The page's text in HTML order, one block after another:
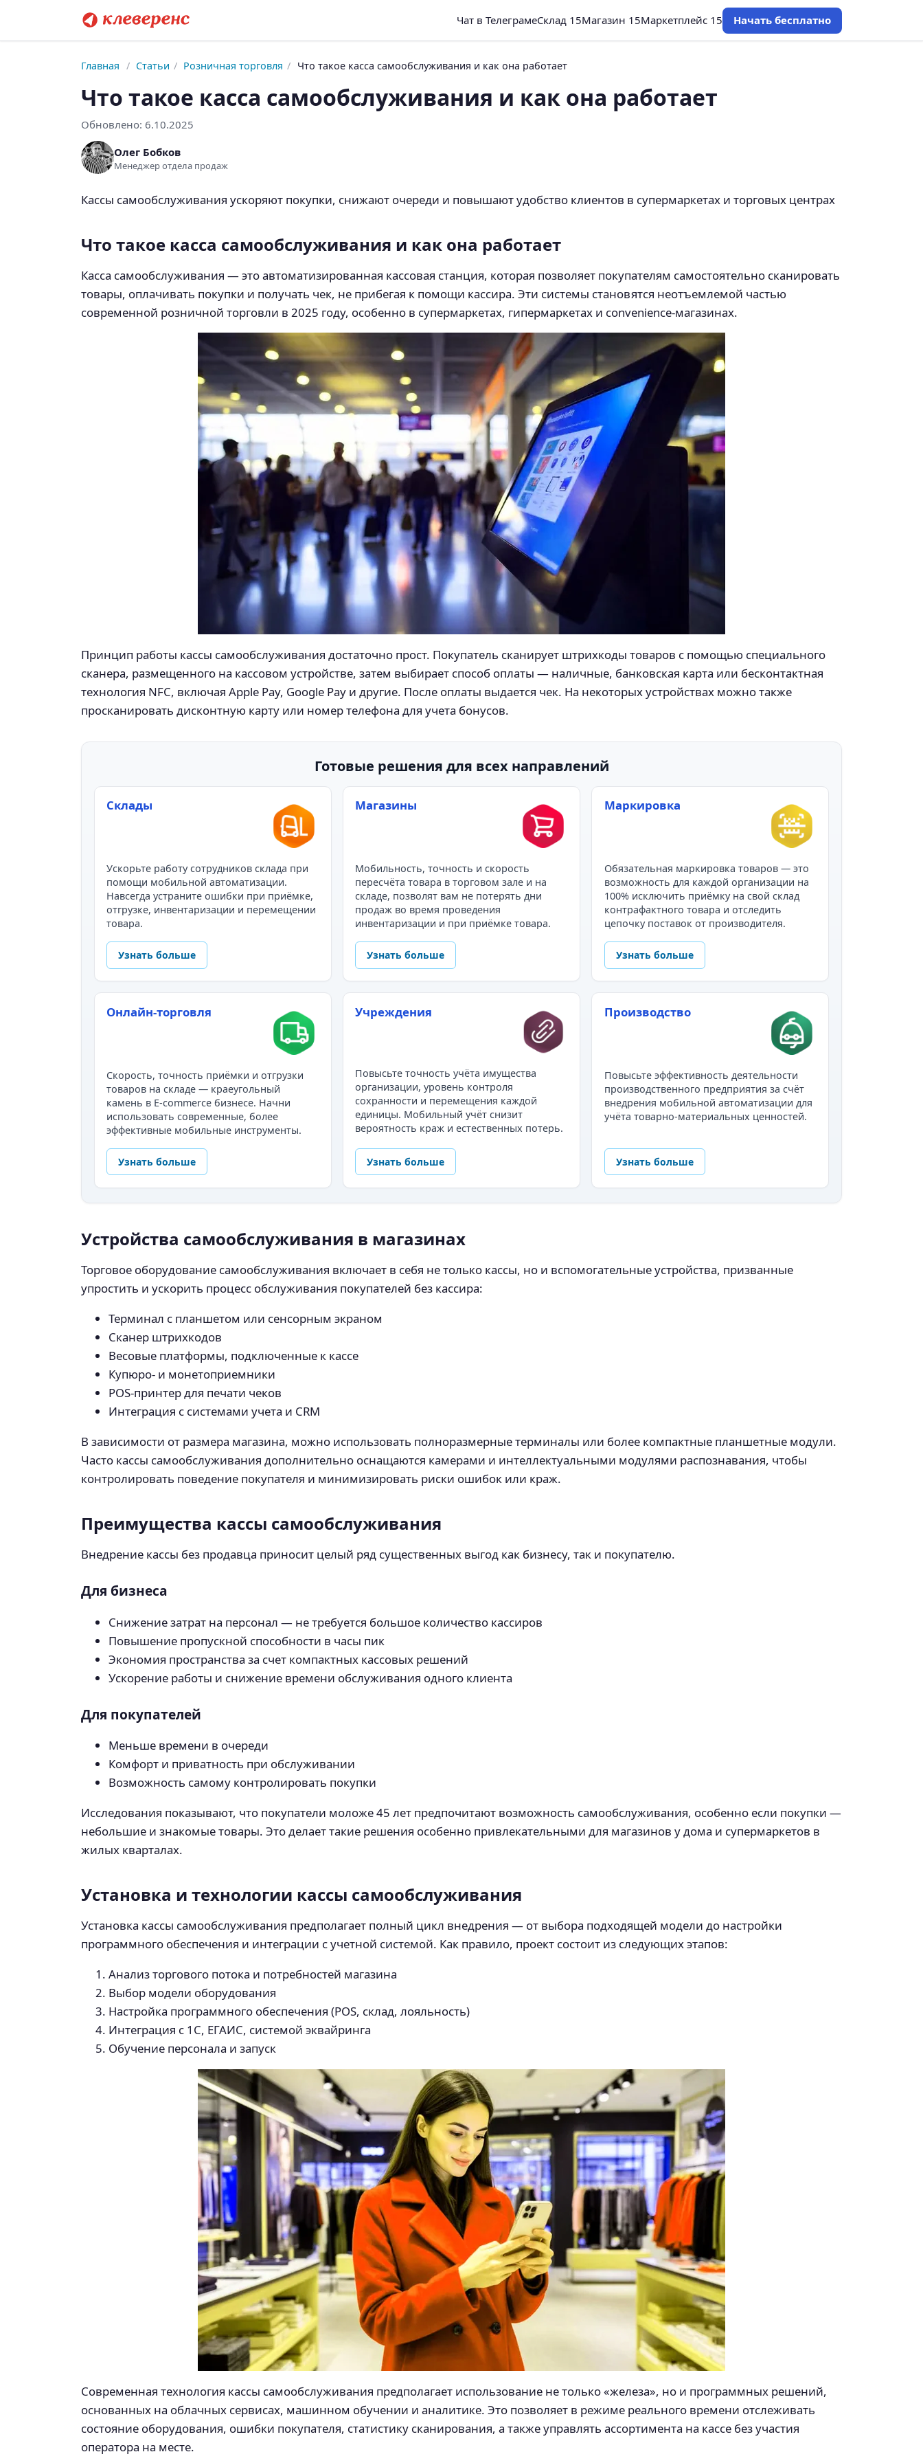
Чат в ТелеграмеСклад 15Магазин 15Маркетплейс 15 Начать бесплатно
Главная / Статьи / Розничная торговля / Что такое касса самообслуживания и как она работает
Что такое касса самообслуживания и как она работает
Обновлено: 6.10.2025
Олег Бобков
Менеджер отдела продаж
Кассы самообслуживания ускоряют покупки, снижают очереди и повышают удобство клиентов в супермаркетах и торговых центрах
Что такое касса самообслуживания и как она работает
Касса самообслуживания — это автоматизированная кассовая станция, которая позволяет покупателям самостоятельно сканировать
товары, оплачивать покупки и получать чек, не прибегая к помощи кассира. Эти системы становятся неотъемлемой частью
современной розничной торговли в 2025 году, особенно в супермаркетах, гипермаркетах и convenience-магазинах.
Принцип работы кассы самообслуживания достаточно прост. Покупатель сканирует штрихкоды товаров с помощью специального
сканера, размещенного на кассовом устройстве, затем выбирает способ оплаты — наличные, банковская карта или бесконтактная
технология NFC, включая Apple Pay, Google Pay и другие. После оплаты выдается чек. На некоторых устройствах можно также
просканировать дисконтную карту или номер телефона для учета бонусов.
Готовые решения для всех направлений
Склады
Ускорьте работу сотрудников склада при
помощи мобильной автоматизации.
Навсегда устраните ошибки при приёмке,
отгрузке, инвентаризации и перемещении
товара.
Узнать больше
Магазины
Мобильность, точность и скорость
пересчёта товара в торговом зале и на
складе, позволят вам не потерять дни
продаж во время проведения
инвентаризации и при приёмке товара.
Узнать больше
Маркировка
Обязательная маркировка товаров — это
возможность для каждой организации на
100% исключить приёмку на свой склад
контрафактного товара и отследить
цепочку поставок от производителя.
Узнать больше
Онлайн-торговля
Скорость, точность приёмки и отгрузки
товаров на складе — краеугольный
камень в E-commerce бизнесе. Начни
использовать современные, более
эффективные мобильные инструменты.
Узнать больше
Учреждения
Повысьте точность учёта имущества
организации, уровень контроля
сохранности и перемещения каждой
единицы. Мобильный учёт снизит
вероятность краж и естественных потерь.
Узнать больше
Производство
Повысьте эффективность деятельности
производственного предприятия за счёт
внедрения мобильной автоматизации для
учёта товарно-материальных ценностей.
Узнать больше
Устройства самообслуживания в магазинах
Торговое оборудование самообслуживания включает в себя не только кассы, но и вспомогательные устройства, призванные
упростить и ускорить процесс обслуживания покупателей без кассира:
Терминал с планшетом или сенсорным экраном
Сканер штрихкодов
Весовые платформы, подключенные к кассе
Купюро- и монетоприемники
POS-принтер для печати чеков
Интеграция с системами учета и CRM
В зависимости от размера магазина, можно использовать полноразмерные терминалы или более компактные планшетные модули.
Часто кассы самообслуживания дополнительно оснащаются камерами и интеллектуальными модулями распознавания, чтобы
контролировать поведение покупателя и минимизировать риски ошибок или краж.
Преимущества кассы самообслуживания
Внедрение кассы без продавца приносит целый ряд существенных выгод как бизнесу, так и покупателю.
Для бизнеса
Снижение затрат на персонал — не требуется большое количество кассиров
Повышение пропускной способности в часы пик
Экономия пространства за счет компактных кассовых решений
Ускорение работы и снижение времени обслуживания одного клиента
Для покупателей
Меньше времени в очереди
Комфорт и приватность при обслуживании
Возможность самому контролировать покупки
Исследования показывают, что покупатели моложе 45 лет предпочитают возможность самообслуживания, особенно если покупки —
небольшие и знакомые товары. Это делает такие решения особенно привлекательными для магазинов у дома и супермаркетов в
жилых кварталах.
Установка и технологии кассы самообслуживания
Установка кассы самообслуживания предполагает полный цикл внедрения — от выбора подходящей модели до настройки
программного обеспечения и интеграции с учетной системой. Как правило, проект состоит из следующих этапов:
Анализ торгового потока и потребностей магазина
Выбор модели оборудования
Настройка программного обеспечения (POS, склад, лояльность)
Интеграция с 1С, ЕГАИС, системой эквайринга
Обучение персонала и запуск
Современная технология кассы самообслуживания предполагает использование не только «железа», но и программных решений,
основанных на облачных сервисах, машинном обучении и аналитике. Это позволяет в режиме реального времени отслеживать
состояние оборудования, ошибки покупателя, статистику сканирования, а также управлять ассортимента на кассе без участия
оператора на месте.